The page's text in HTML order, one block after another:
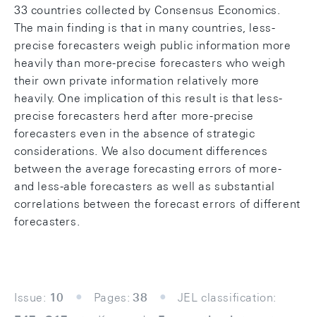
33 countries collected by Consensus Economics.
The main finding is that in many countries, less-
precise forecasters weigh public information more
heavily than more-precise forecasters who weigh
their own private information relatively more
heavily. One implication of this result is that less-
precise forecasters herd after more-precise
forecasters even in the absence of strategic
considerations. We also document differences
between the average forecasting errors of more-
and less-able forecasters as well as substantial
correlations between the forecast errors of different
forecasters.
Issue: 10 Pages: 38
JEL classification: